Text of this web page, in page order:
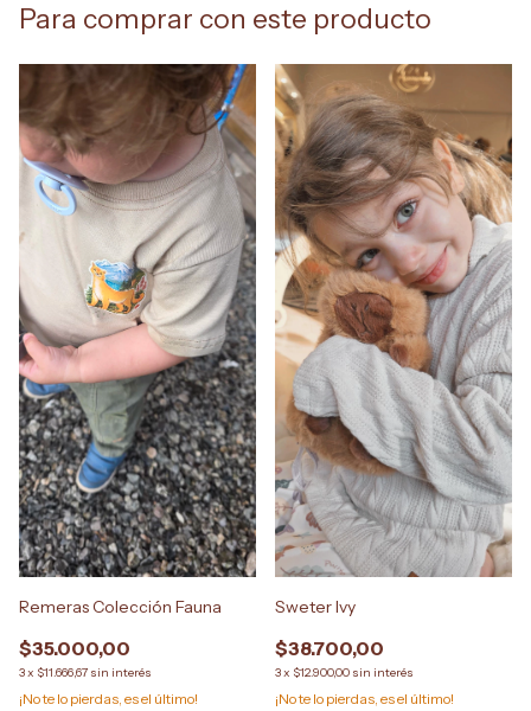
Para comprar con este producto
Remeras Colección Fauna
$35.000,00
3x $11.666,67 sin interés
¡No te lo pierdas, es el último!
Sweter Ivy
$38.700,00
3x $12.900,00 sin interés
¡No te lo pierdas, es el último!